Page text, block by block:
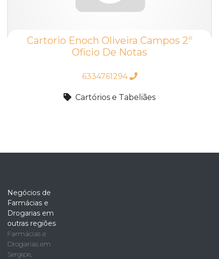
Cartorio Enoch Oliveira Campos 2º
Oficio De Notas
6334761294
Cartórios e Tabeliães
Negócios de
Farmácias e
Drogarias em
outras regiões
Farmácias e
Drogarias em
Sergipe,